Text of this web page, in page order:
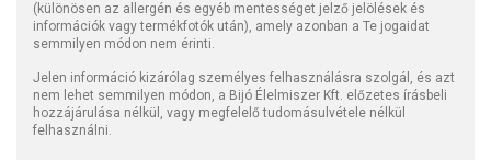
(különösen az allergén és egyéb mentességet jelző jelölések és
információk vagy termékfotók után), amely azonban a Te jogaidat
semmilyen módon nem érinti.
Jelen információ kizárólag személyes felhasználásra szolgál, és azt
nem lehet semmilyen módon, a Bijó Élelmiszer Kft. előzetes írásbeli
hozzájárulása nélkül, vagy megfelelő tudomásulvétele nélkül
felhasználni.